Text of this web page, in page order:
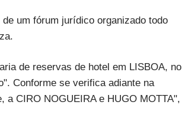
um fórum jurídico organizado todo
de reservas de hotel em LISBOA, no
Conforme se verifica adiante na
CIRO NOGUEIRA e HUGO MOTTA",